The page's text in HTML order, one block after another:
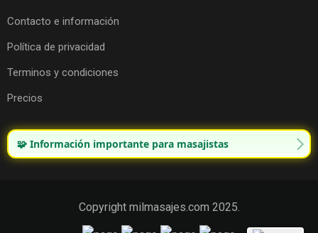
Contacto e información
Política de privacidad
Terminos y condiciones
Precios
🧩 Información importante para masajistas
Copyright milmasajes.com 2025.